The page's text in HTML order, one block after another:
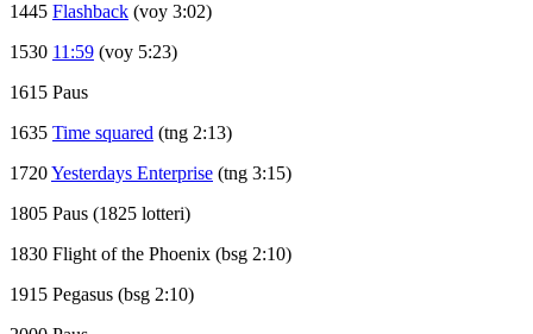
1445 Flashback (voy 3:02)
1530 11:59 (voy 5:23)
1615 Paus
1635 Time squared (tng 2:13)
1720Yesterdays Enterprise (tng 3:15)
1805 Paus (1825 lotteri)
1830 Flight of the Phoenix (bsg 2:10)
1915 Pegasus (bsg 2:10)